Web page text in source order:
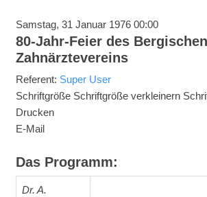
Samstag, 31 Januar 1976 00:00
80-Jahr-Feier des Bergischen
Zahnärztevereins
Referent: Super User
Schriftgröße Schriftgröße verkleinern
Drucken
E-Mail
Das Programm:
Dr. A.